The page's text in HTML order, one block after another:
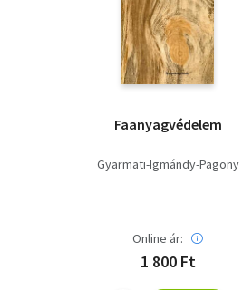
Faanyagvédelem
Gyarmati-Igmándy-Pagony
Online ár:
1 800 Ft